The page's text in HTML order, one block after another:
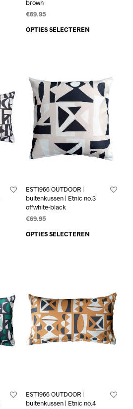
brown
€69.95
OPTIES SELECTEREN
EST1966 OUTDOOR |
buitenkussen | Etnic no.3
offwhite-black
€69.95
OPTIES SELECTEREN
EST1966 OUTDOOR |
buitenkussen | Etnic no.4